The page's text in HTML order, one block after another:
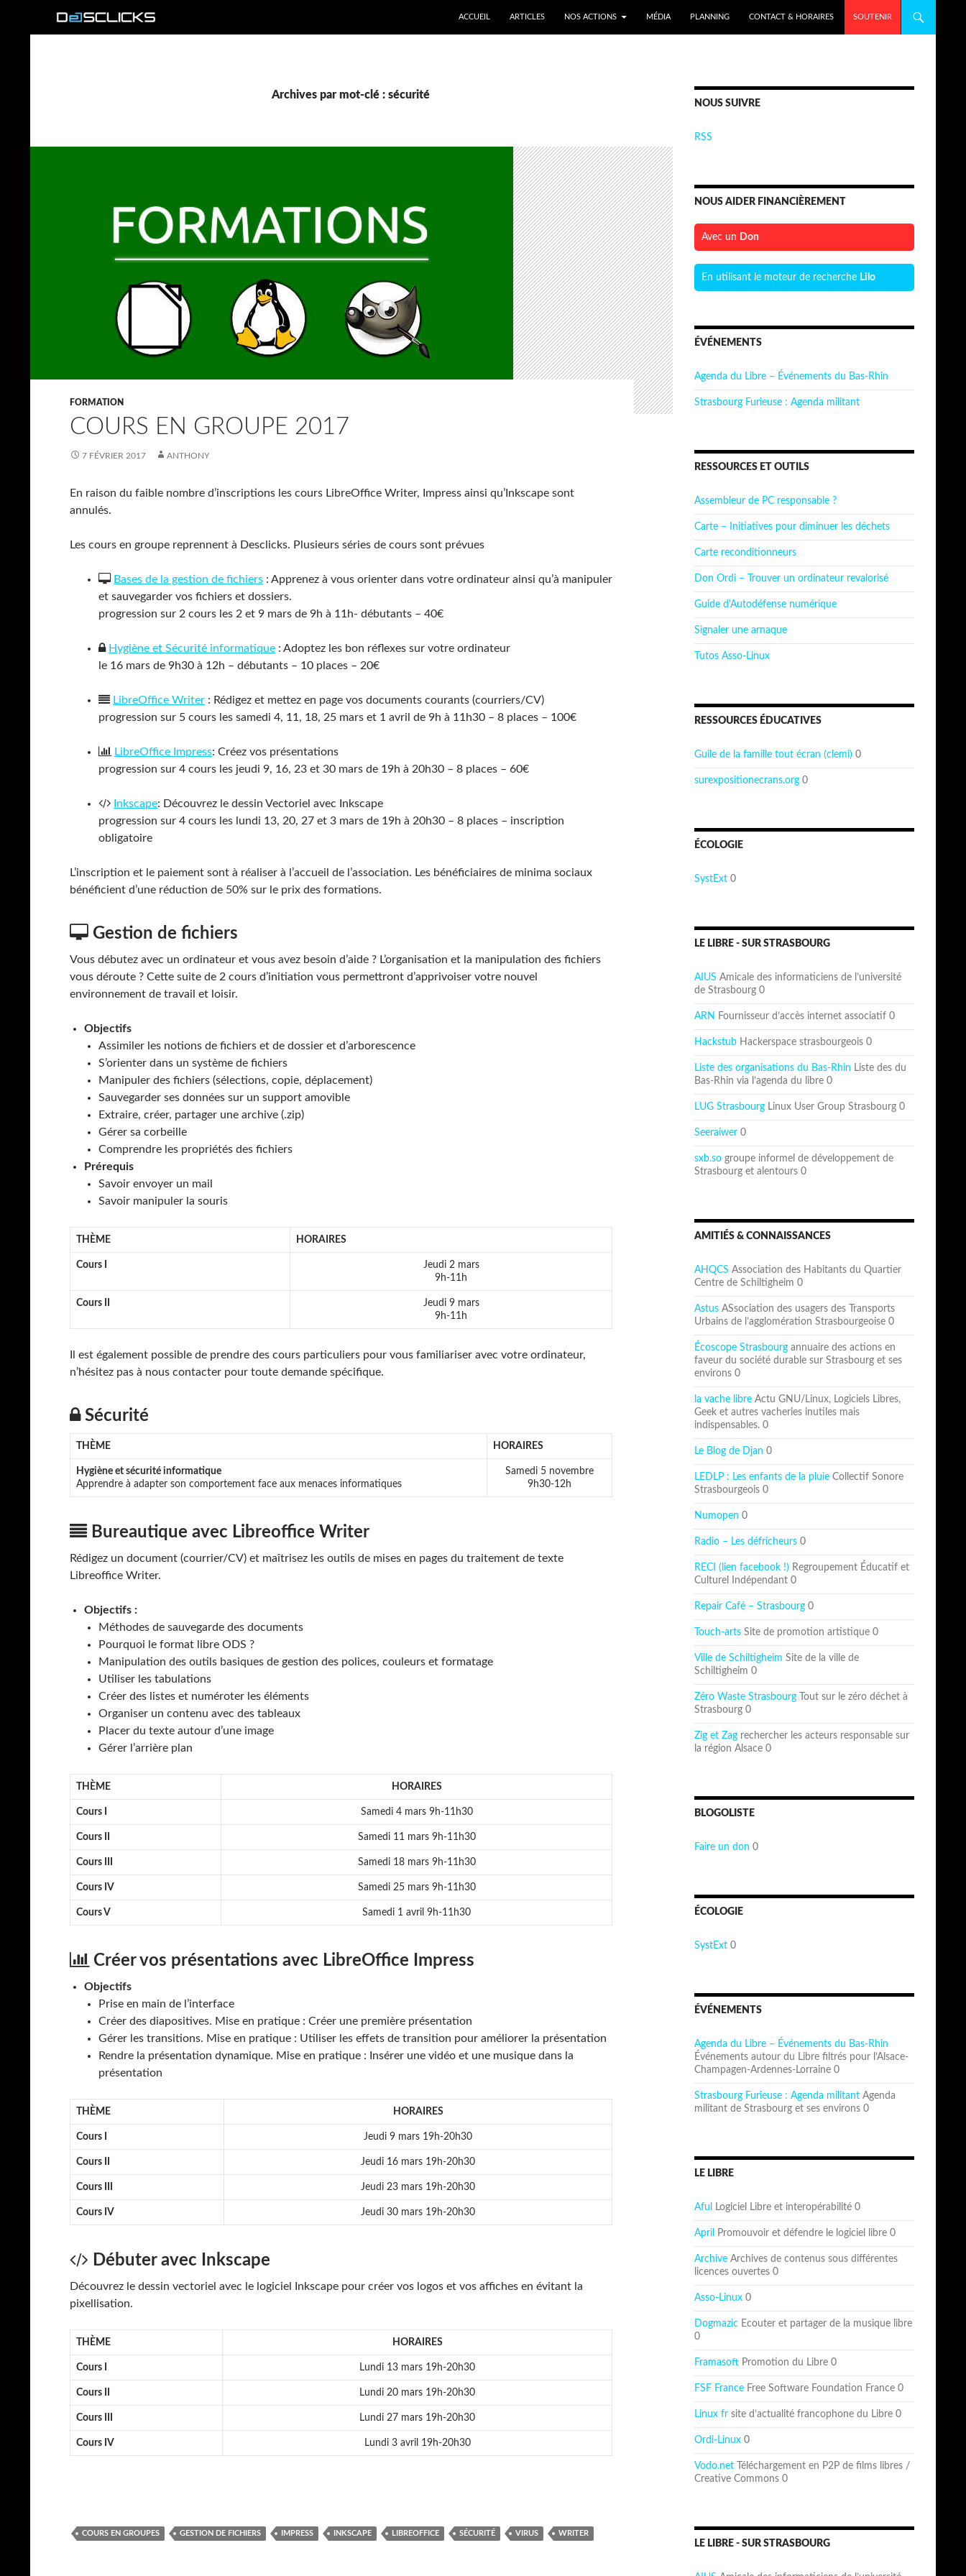
ACCUEIL
ARTICLES NOS ACTIONS MÉDIA PLANNING CONTACT & HORAIRES SOUTENIR
Archives par mot-clé : sécurité
FORMATION
COURS EN GROUPE 2017
7 FÉVRIER 2017 ANTHONY
En raison du faible nombre d’inscriptions les cours LibreOffice Writer, Impress ainsi qu’Inkscape sont
annulés.
Les cours en groupe reprennent à Desclicks. Plusieurs séries de cours sont prévues
Bases de la gestion de fichiers : Apprenez à vous orienter dans votre ordinateur ainsi qu’à manipuler
et sauvegarder vos fichiers et dossiers.
progression sur 2 cours les 2 et 9 mars de 9h à 11h- débutants – 40€
Hygiène et Sécurité informatique : Adoptez les bon réflexes sur votre ordinateur
le 16 mars de 9h30 à 12h – débutants – 10 places – 20€
LibreOffice Writer : Rédigez et mettez en page vos documents courants (courriers/CV)
progression sur 5 cours les samedi 4, 11, 18, 25 mars et 1 avril de 9h à 11h30 – 8 places – 100€
LibreOffice Impress: Créez vos présentations
progression sur 4 cours les jeudi 9, 16, 23 et 30 mars de 19h à 20h30 – 8 places – 60€
Inkscape: Découvrez le dessin Vectoriel avec Inkscape
progression sur 4 cours les lundi 13, 20, 27 et 3 mars de 19h à 20h30 – 8 places – inscription
obligatoire
L’inscription et le paiement sont à réaliser à l’accueil de l’association. Les bénéficiaires de minima sociaux
bénéficient d’une réduction de 50% sur le prix des formations.
Gestion de fichiers
Vous débutez avec un ordinateur et vous avez besoin d’aide ? L’organisation et la manipulation des fichiers
vous déroute ? Cette suite de 2 cours d’initiation vous permettront d’apprivoiser votre nouvel
environnement de travail et loisir.
Objectifs
Assimiler les notions de fichiers et de dossier et d’arborescence
S’orienter dans un système de fichiers
Manipuler des fichiers (sélections, copie, déplacement)
Sauvegarder ses données sur un support amovible
Extraire, créer, partager une archive (.zip)
Gérer sa corbeille
Comprendre les propriétés des fichiers
Prérequis
Savoir envoyer un mail
Savoir manipuler la souris
THÈME HORAIRES
Cours I
Jeudi 2 mars
9h-11h
Cours II
Jeudi 9 mars
9h-11h
Il est également possible de prendre des cours particuliers pour vous familiariser avec votre ordinateur,
n’hésitez pas à nous contacter pour toute demande spécifique.
Sécurité
THÈME HORAIRES
Hygiène et sécurité informatique
Apprendre à adapter son comportement face aux menaces informatiques
Samedi 5 novembre
9h30-12h
Bureautique avec Libreoffice Writer
Rédigez un document (courrier/CV) et maîtrisez les outils de mises en pages du traitement de texte
Libreoffice Writer.
Objectifs :
Méthodes de sauvegarde des documents
Pourquoi le format libre ODS ?
Manipulation des outils basiques de gestion des polices, couleurs et formatage
Utiliser les tabulations
Créer des listes et numéroter les éléments
Organiser un contenu avec des tableaux
Placer du texte autour d’une image
Gérer l’arrière plan
THÈME HORAIRES
Cours I Samedi 4 mars 9h-11h30
Cours II Samedi 11 mars 9h-11h30
Cours III Samedi 18 mars 9h-11h30
Cours IV Samedi 25 mars 9h-11h30
Cours V Samedi 1 avril 9h-11h30
Créer vos présentations avec LibreOffice Impress
Objectifs
Prise en main de l’interface
Créer des diapositives. Mise en pratique : Créer une première présentation
Gérer les transitions. Mise en pratique : Utiliser les effets de transition pour améliorer la présentation
Rendre la présentation dynamique. Mise en pratique : Insérer une vidéo et une musique dans la
présentation
THÈME HORAIRES
Cours I Jeudi 9 mars 19h-20h30
Cours II Jeudi 16 mars 19h-20h30
Cours III Jeudi 23 mars 19h-20h30
Cours IV Jeudi 30 mars 19h-20h30
Débuter avec Inkscape
Découvrez le dessin vectoriel avec le logiciel Inkscape pour créer vos logos et vos affiches en évitant la
pixellisation.
THÈME HORAIRES
Cours I Lundi 13 mars 19h-20h30
Cours II Lundi 20 mars 19h-20h30
Cours III Lundi 27 mars 19h-20h30
Cours IV Lundi 3 avril 19h-20h30
COURS EN GROUPES GESTION DE FICHIERS IMPRESS INKSCAPE LIBREOFFICE SÉCURITÉ VIRUS WRITER
NOUS SUIVRE
RSS
NOUS AIDER FINANCIÈREMENT
Avec un Don
En utilisant le moteur de recherche Lilo
ÉVÉNEMENTS
Agenda du Libre – Événements du Bas-Rhin
Strasbourg Furieuse : Agenda militant
RESSOURCES ET OUTILS
Assembleur de PC responsable ?
Carte – Initiatives pour diminuer les déchets
Carte reconditionneurs
Don Ordi – Trouver un ordinateur revalorisé
Guide d'Autodéfense numérique
Signaler une arnaque
Tutos Asso-Linux
RESSOURCES ÉDUCATIVES
Guile de la famille tout écran (clemi) 0
surexpositionecrans.org 0
ÉCOLOGIE
SystExt 0
LE LIBRE - SUR STRASBOURG
AIUS Amicale des informaticiens de l’université
de Strasbourg 0
ARN Fournisseur d’accès internet associatif 0
Hackstub Hackerspace strasbourgeois 0
Liste des organisations du Bas-Rhin Liste des du
Bas-Rhin via l’agenda du libre 0
LUG Strasbourg Linux User Group Strasbourg 0
Seeraiwer 0
sxb.so groupe informel de développement de
Strasbourg et alentours 0
AMITIÉS & CONNAISSANCES
AHQCS Association des Habitants du Quartier
Centre de Schiltigheim 0
Astus ASsociation des usagers des Transports
Urbains de l’agglomération Strasbourgeoise 0
Écoscope Strasbourg annuaire des actions en
faveur du société durable sur Strasbourg et ses
environs 0
la vache libre Actu GNU/Linux, Logiciels Libres,
Geek et autres vacheries inutiles mais
indispensables. 0
Le Blog de Djan 0
LEDLP : Les enfants de la pluie Collectif Sonore
Strasbourgeois 0
Numopen 0
Radio – Les défricheurs 0
RECI (lien facebook !) Regroupement Éducatif et
Culturel Indépendant 0
Repair Café – Strasbourg 0
Touch-arts Site de promotion artistique 0
Ville de Schiltigheim Site de la ville de
Schiltigheim 0
Zéro Waste Strasbourg Tout sur le zéro déchet à
Strasbourg 0
Zig et Zag rechercher les acteurs responsable sur
la région Alsace 0
BLOGOLISTE
Faire un don 0
ÉCOLOGIE
SystExt 0
ÉVÉNEMENTS
Agenda du Libre – Événements du Bas-Rhin
Événements autour du Libre filtrés pour l’Alsace-
Champagen-Ardennes-Lorraine 0
Strasbourg Furieuse : Agenda militant Agenda
militant de Strasbourg et ses environs 0
LE LIBRE
Aful Logiciel Libre et interopérabilité 0
April Promouvoir et défendre le logiciel libre 0
Archive Archives de contenus sous différentes
licences ouvertes 0
Asso-Linux 0
Dogmazic Ecouter et partager de la musique libre
0
Framasoft Promotion du Libre 0
FSF France Free Software Foundation France 0
Linux fr site d’actualité francophone du Libre 0
Ordi-Linux 0
Vodo.net Téléchargement en P2P de films libres /
Creative Commons 0
LE LIBRE - SUR STRASBOURG